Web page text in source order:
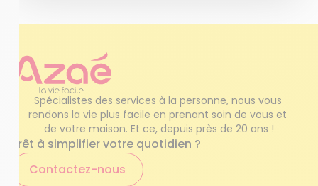
Spécialistes des services à la personne, nous vous
rendons la vie plus facile en prenant soin de vous et
de votre maison. Et ce, depuis près de 20 ans !
Prêt à simplifier votre quotidien ?
Contactez-nous